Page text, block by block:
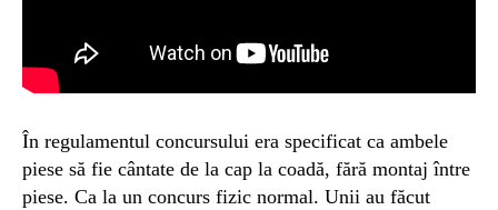
În regulamentul concursului era specificat ca ambele
piese să fie cântate de la cap la coadă, fără montaj între
piese. Ca la un concurs fizic normal. Unii au făcut